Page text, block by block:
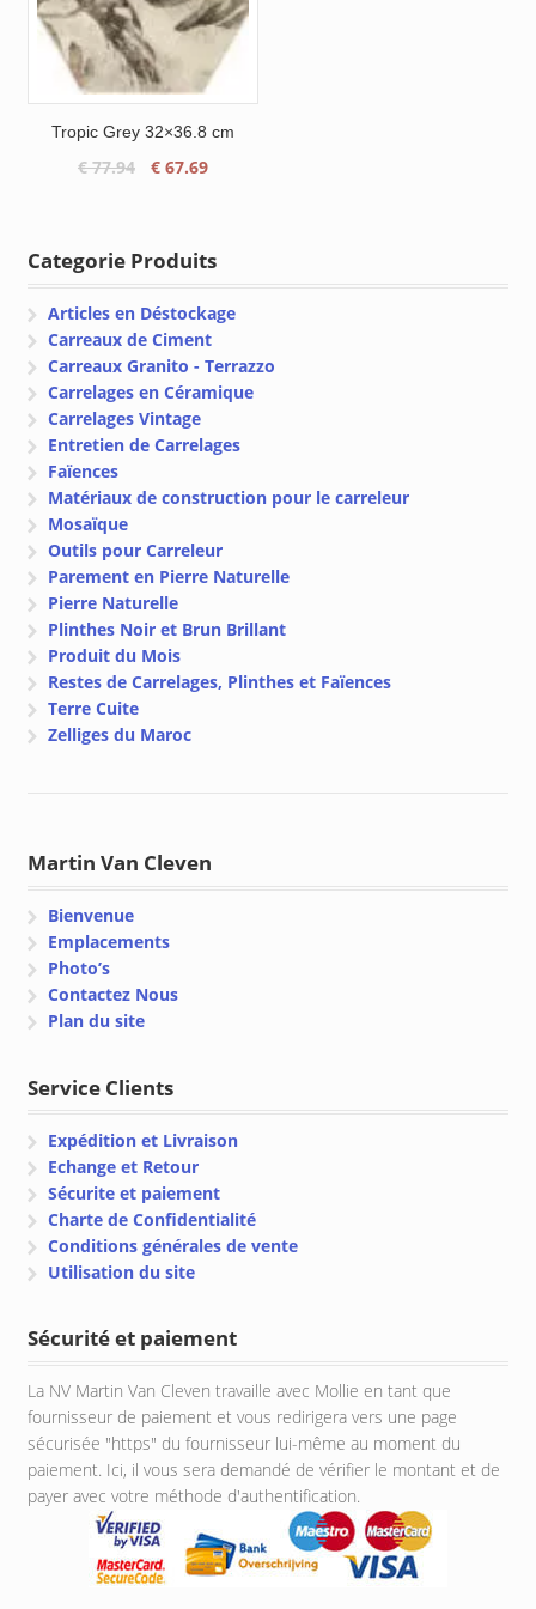
Tropic Grey 32×36.8 cm
€77.94
Le
€ 77.94.
€67.69Le
€ 67.69.
Categorie Produits
Articles en Déstockage
Carreaux de Ciment
Carreaux Granito - Terrazzo
Carrelages en Céramique
Carrelages Vintage
Entretien de Carrelages
Faïences
Matériaux de construction pour le carreleur
Mosaïque
Outils pour Carreleur
Parement en Pierre Naturelle
Pierre Naturelle
Plinthes Noir et Brun Brillant
Produit du Mois
Restes de Carrelages, Plinthes et Faïences
Terre Cuite
Zelliges du Maroc
Martin Van Cleven
Bienvenue
Emplacements
Photo’s
Contactez Nous
Plan du site
Service Clients
Expédition et Livraison
Echange et Retour
Sécurite et paiement
Charte de Confidentialité
Conditions générales de vente
Utilisation du site
Sécurité et paiement
La NV Martin Van Cleven travaille avec Mollie en tant que
fournisseur de paiement et vous redirigera vers une page
sécurisée "https" du fournisseur lui-même au moment du
paiement. Ici, il vous sera demandé de vérifier le montant et de
payer avec votre méthode d'authentification.